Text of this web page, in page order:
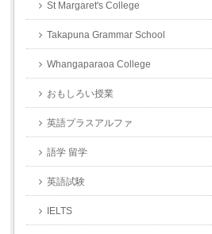
St Margaret's College
Takapuna Grammar School
Whangaparaoa College
おもしろい授業
英語プラスアルファ
語学 留学
英語試験
IELTS